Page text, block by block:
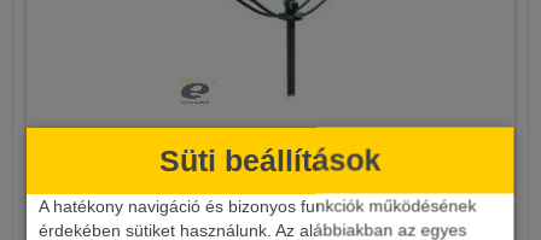
Süti beállítások
A hatékony navigáció és bizonyos funkciók működésének
érdekében sütiket használunk. Az alábbiakban az egyes
BOTTARTÓ ÍVES LESZÚRÓS DP-50
2 690 Ft